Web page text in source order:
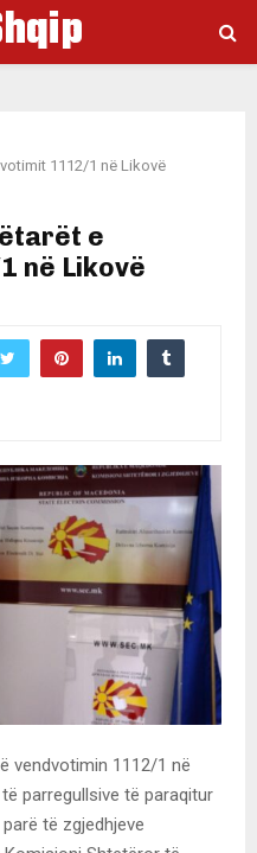
1112/1 në Likovë
e
në Likovë
vendvotimin 1112/1 në
parregullsive të paraqitur
të zgjedhjeve